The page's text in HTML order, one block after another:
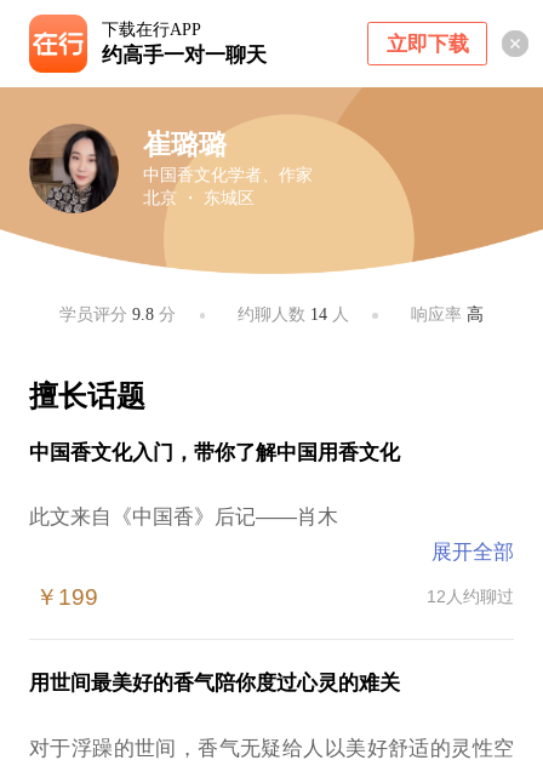
下载在行APP
约高手一对一聊天 立即下载
崔璐璐
中国香文化学者、作家
北京 ・ 东城区
学员评分9.8 分 约聊人数 14人 响应率 高
擅长话题
中国香文化入门，带你了解中国用香文化
此文来自《中国香》后记——肖木
是我永生难忘的记忆.
术”和“中国文人的生活方式”两个课题,在惊叹于北魏佛
教造像艺术之绝美、羡慕于文人们生活之闲适舒放的
展开全部
￥199 12人约聊过
用世间最美好的香气陪你度过心灵的难关
对于浮躁的世间，香气无疑给人以美好舒适的灵性空